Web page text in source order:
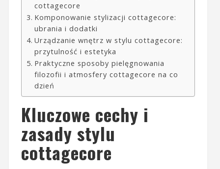
cottagecore
Komponowanie stylizacji cottagecore:
ubrania i dodatki
Urządzanie wnętrz w stylu cottagecore:
przytulność i estetyka
Praktyczne sposoby pielęgnowania
filozofii i atmosfery cottagecore na co
dzień
Kluczowe cechy i
zasady stylu
cottagecore